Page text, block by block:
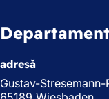
adresă
Gustav-Stresemann-